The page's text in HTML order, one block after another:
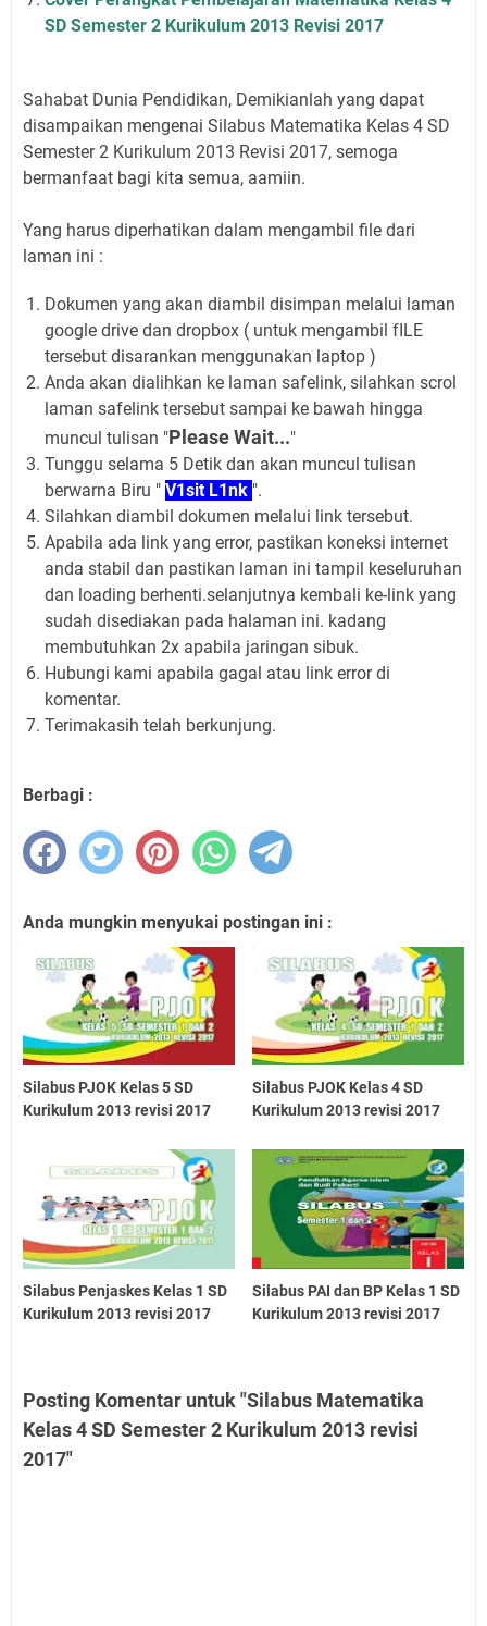
SD Semester 2 Kurikulum 2013 Revisi 2017
Sahabat Dunia Pendidikan, Demikianlah yang dapat
disampaikan mengenai Silabus Matematika Kelas 4 SD
Semester 2 Kurikulum 2013 Revisi 2017, semoga
bermanfaat bagi kita semua, aamiin.
Yang harus diperhatikan dalam mengambil file dari
laman ini :
Dokumen yang akan diambil disimpan melalui laman
google drive dan dropbox ( untuk mengambil fILE
tersebut disarankan menggunakan laptop )
Anda akan dialihkan ke laman safelink, silahkan scrol
laman safelink tersebut sampai ke bawah hingga
muncul tulisan "Please Wait..."
Tunggu selama 5 Detik dan akan muncul tulisan
berwarna Biru " V1sit L1nk ".
Silahkan diambil dokumen melalui link tersebut.
Apabila ada link yang error, pastikan koneksi internet
anda stabil dan pastikan laman ini tampil keseluruhan
dan loading berhenti.selanjutnya kembali ke-link yang
sudah disediakan pada halaman ini. kadang
membutuhkan 2x apabila jaringan sibuk.
Hubungi kami apabila gagal atau link error di
komentar.
Terimakasih telah berkunjung.
Berbagi :
Anda mungkin menyukai postingan ini :
Silabus PJOK Kelas 5 SD
Kurikulum 2013 revisi 2017
Silabus PJOK Kelas 4 SD
Kurikulum 2013 revisi 2017
Silabus Penjaskes Kelas 1 SD
Kurikulum 2013 revisi 2017
Silabus PAI dan BP Kelas 1 SD
Kurikulum 2013 revisi 2017
Posting Komentar untuk "Silabus Matematika
Kelas 4 SD Semester 2 Kurikulum 2013 revisi
2017"